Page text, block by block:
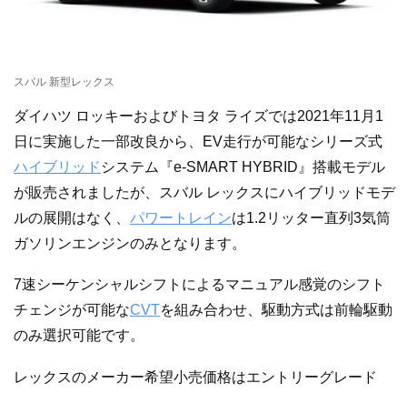
スバル 新型レックス
ダイハツ ロッキーおよびトヨタ ライズでは2021年11月1
日に実施した一部改良から、EV走行が可能なシリーズ式
ハイブリッド システム『e-SMART HYBRID』搭載モデル
が販売されましたが、スバル レックスにハイブリッドモデ
ルの展開はなく、 パワートレインは1.2リッター直列3気筒
ガソリンエンジンのみとなります。
7速シーケンシャルシフトによるマニュアル感覚のシフト
チェンジが可能なCVTを組み合わせ、駆動方式は前輪駆動
のみ選択可能です。
レックスのメーカー希望小売価格はエントリーグレード